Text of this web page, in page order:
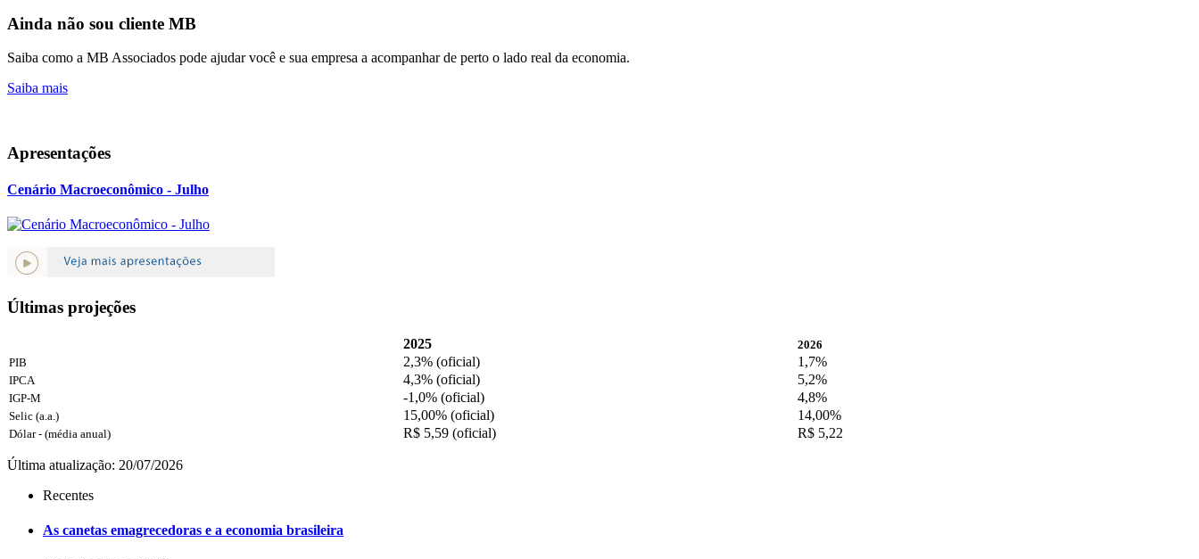
Ainda não sou cliente MB
Saiba como a MB Associados pode ajudar você e sua empresa a acompanhar de perto o lado real da economia.
Saiba mais
Apresentações
Cenário Macroeconômico - Julho
Últimas projeções
2025
2026
PIB
2,3% (oficial) 1,7%
IPCA 4,3% (oficial) 5,2%
IGP-M -1,0% (oficial) 4,8%
Selic (a.a.) 15,00% (oficial) 14,00%
Dólar - (média anual) R$ 5,59 (oficial) R$ 5,22
Última atualização: 20/07/2026
Recentes
As canetas emagrecedoras e a economia brasileira